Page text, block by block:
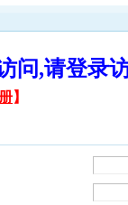
问,请登
】